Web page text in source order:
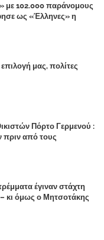
με 102.000 παράνομους
ως «Έλληνες» η
μας, πολίτες
Πόρτο Γερμενού :
πριν από τους
έγιναν στάχτη
κι όμως ο Μητσοτάκης
του 2023,ενώ 50%